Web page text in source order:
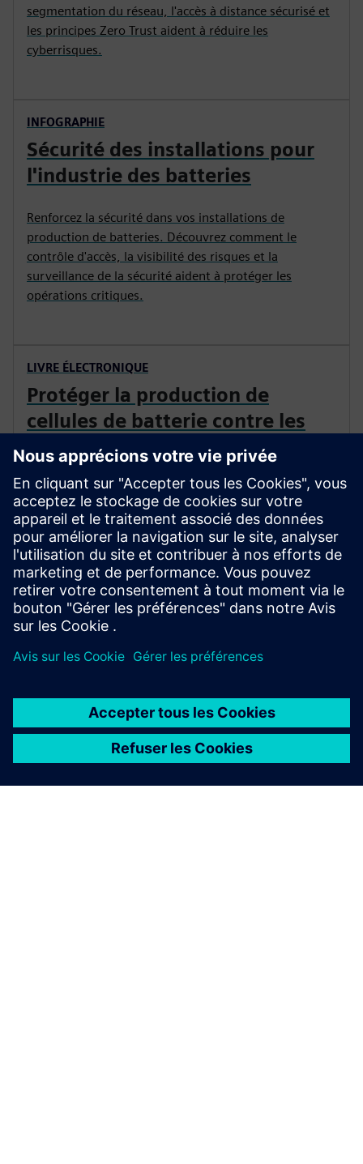
segmentation du réseau, l'accès à distance sécurisé et
les principes Zero Trust aident à réduire les
cyberrisques.
INFOGRAPHIE
Sécurité des installations pour
l'industrie des batteries
Renforcez la sécurité dans vos installations de
production de batteries. Découvrez comment le
contrôle d'accès, la visibilité des risques et la
surveillance de la sécurité aident à protéger les
opérations critiques.
LIVRE ÉLECTRONIQUE
Protéger la production de
cellules de batterie contre les
cybermenaces
Protégez la production de cellules de batterie contre
l'évolution des cybermenaces. Découvrez un plan de
cybersécurité pratique pour sécuriser les opérations, la
propriété intellectuelle et la résilience de la
production.